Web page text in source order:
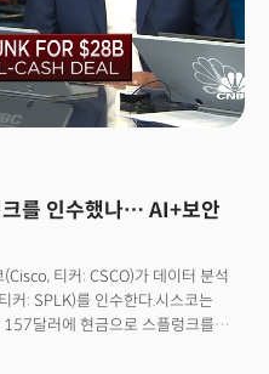
를 인수했나… AI+보안
티커: CSCO)가 데이터 분석
커: SPLK)를 인수한다.시스코는
달러에 현금으로 스플렁크를
면 총 280억달러(약